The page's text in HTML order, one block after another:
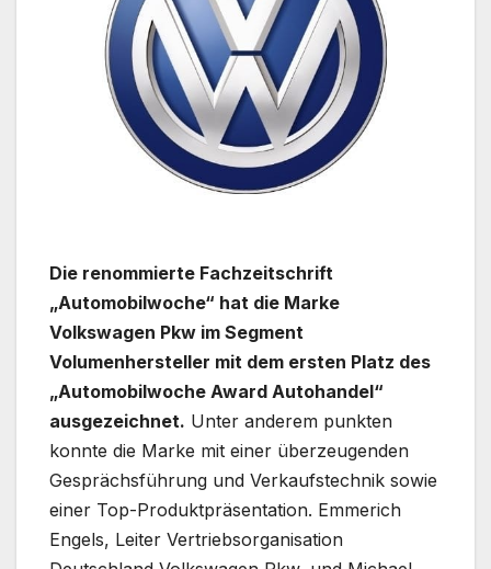
Die renommierte Fachzeitschrift
„Automobilwoche“ hat die Marke
Volkswagen Pkw im Segment
Volumenhersteller mit dem ersten Platz des
„Automobilwoche Award Autohandel“
ausgezeichnet. Unter anderem punkten
konnte die Marke mit einer überzeugenden
Gesprächsführung und Verkaufstechnik sowie
einer Top-Produktpräsentation. Emmerich
Engels, Leiter Vertriebsorganisation